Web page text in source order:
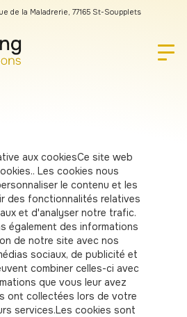
de la Maladrerie, 77165 St-Soupplets
aux cookiesCe site web
Les cookies nous
le contenu et les
des fonctionnalités relatives
et d'analyser notre trafic.
également des informations
de notre site avec nos
sociaux, de publicité et
combiner celles-ci avec
que vous leur avez
ont collectées lors de votre
services.Les cookies sont